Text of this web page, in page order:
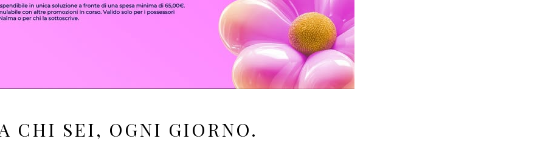
CHI SEI, OGNI GIORNO.